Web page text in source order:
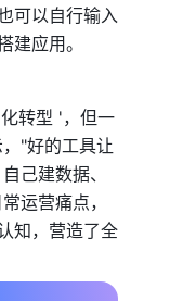
可以自行输入
建应用。
转型 '，但一
"好的工具让
己建数据、
运营痛点，
知，营造了全